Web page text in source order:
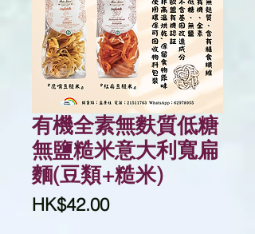
有機全素無麩質低糖
無鹽糙米意大利寬扁
麵(豆類+糙米)
HK$42.00價